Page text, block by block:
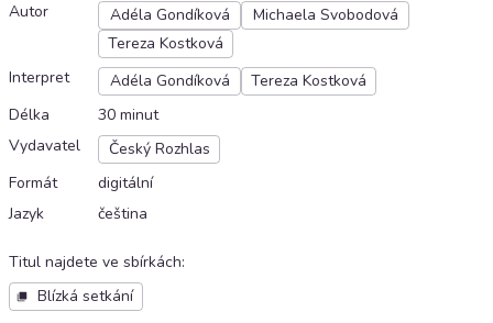
Autor Adéla Gondíková
Michaela Svobodová
Tereza Kostková
Interpret
Adéla Gondíková
Tereza Kostková
Délka
30 minut
Vydavatel
Český Rozhlas
Formát
digitální
Jazyk
čeština
Titul najdete ve sbírkách:
Blízká setkání